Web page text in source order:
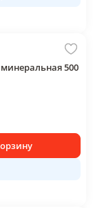
500